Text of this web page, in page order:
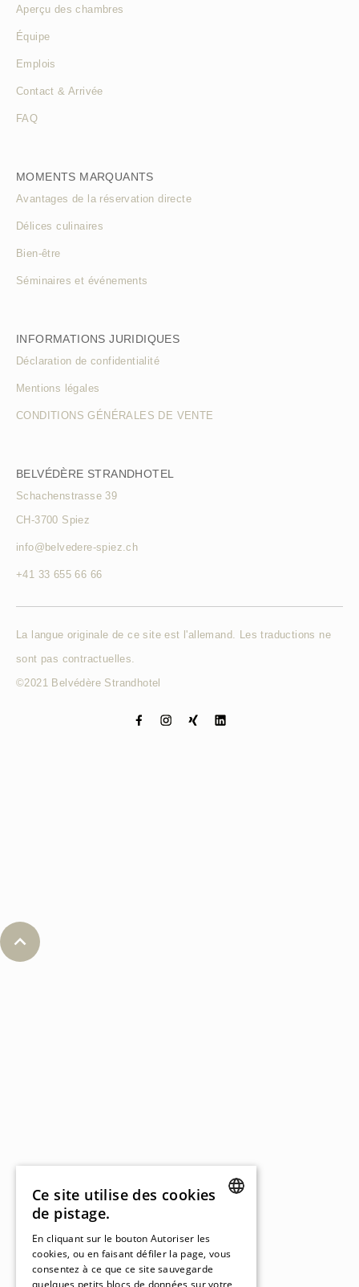
Aperçu des chambres
Équipe
Emplois
Contact & Arrivée
FAQ
MOMENTS MARQUANTS
Avantages de la réservation directe
Délices culinaires
Bien-être
Séminaires et événements
INFORMATIONS JURIDIQUES
Déclaration de confidentialité
Mentions légales
CONDITIONS GÉNÉRALES DE VENTE
BELVÉDÈRE STRANDHOTEL
Schachenstrasse 39
CH-3700 Spiez
info@belvedere-spiez.ch
+41 33 655 66 66
La langue originale de ce site est l'allemand. Les traductions ne
sont pas contractuelles.
©2021 Belvédère Strandhotel
GERMAN
Ce site utilise des cookies
de pistage.
En cliquant sur le bouton Autoriser les
cookies, ou en faisant défiler la page, vous
consentez à ce que ce site sauvegarde
quelques petits blocs de données sur votre